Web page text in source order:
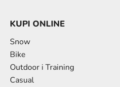
KUPI ONLINE
Snow
Bike
Outdoor i Training
Casual